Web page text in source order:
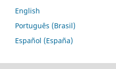
English
Português (Brasil)
Español (España)